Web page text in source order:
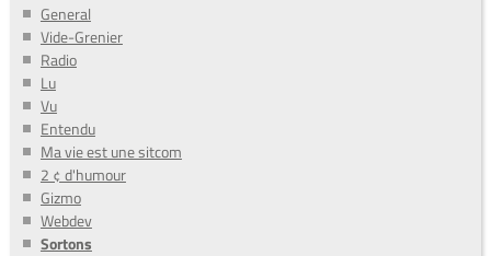
General
Vide-Grenier
Radio
Lu
Vu
Entendu
Ma vie est une sitcom
2 ¢ d'humour
Gizmo
Webdev
Sortons